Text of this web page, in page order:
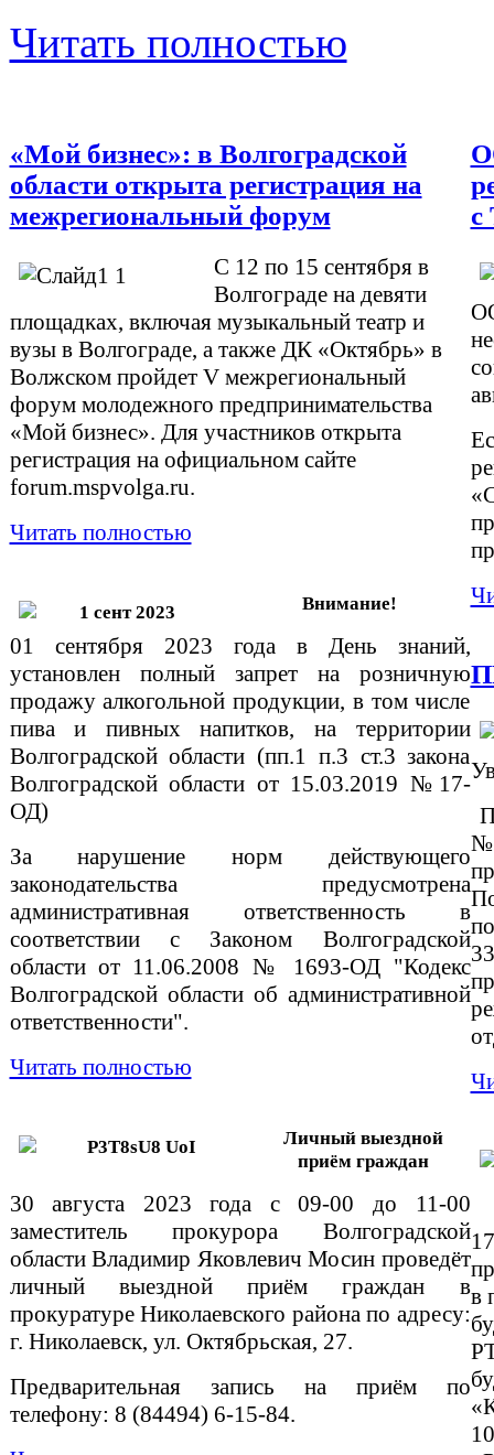
Читать полностью
«Мой бизнес»: в Волгоградской
области открыта регистрация на
межрегиональный форум
С 12 по 15 сентября в
Волгограде на девяти
площадках, включая музыкальный театр и
вузы в Волгограде, а также ДК «Октябрь» в
Волжском пройдет V межрегиональный
форум молодежного предпринимательства
«Мой бизнес». Для участников открыта
регистрация на официальном сайте
forum.mspvolga.ru.
Читать полностью
Внимание!
01 сентября 2023 года в День знаний,
установлен полный запрет на розничную
продажу алкогольной продукции, в том числе
пива и пивных напитков, на территории
Волгоградской области (пп.1 п.3 ст.3 закона
Волгоградской области от 15.03.2019 №17-
ОД)
За нарушение норм действующего
законодательства предусмотрена
административная ответственность в
соответствии с Законом Волгоградской
области от 11.06.2008 № 1693-ОД "Кодекс
Волгоградской области об административной
ответственности".
Читать полностью
Личный выездной
приём граждан
30 августа 2023 года с 09-00 до 11-00
заместитель прокурора Волгоградской
области Владимир Яковлевич Мосин проведёт
личный выездной приём граждан в
прокуратуре Николаевского района по адресу:
г. Николаевск, ул. Октябрьская, 27.
Предварительная запись на приём по
телефону: 8 (84494) 6-15-84.
с
№
в